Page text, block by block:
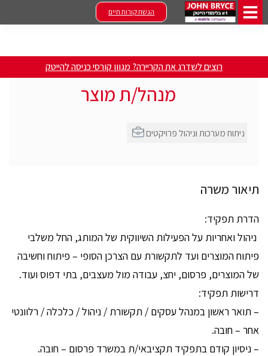
הגשת קורות חיים
רוצים לשדרג את הקריירה? מגוון קורסי כניסה להייטק
מנהל/ת מוצר
תיאור משרה
הדרת תפקיד:
ניהול ואחריות על הפעילות השיווקית של המותג, החל משלבי
פיתוח המוצרים ועד לתקשורת עם הצרכן הסופי – פיתוח וחשיבה
של המוצרים, פרסום, יחצ, עבודה מול מעצבים, בתי דפוס ועוד.
דרישות תפקיד:
– תואר ראשון במנהל עסקים / תקשורת / ניהול / כלכלה / רלוונטי
אחר – חובה.
– ניסיון קודם בתפקיד תקציבאי/ת במשרד פרסום – חובה.